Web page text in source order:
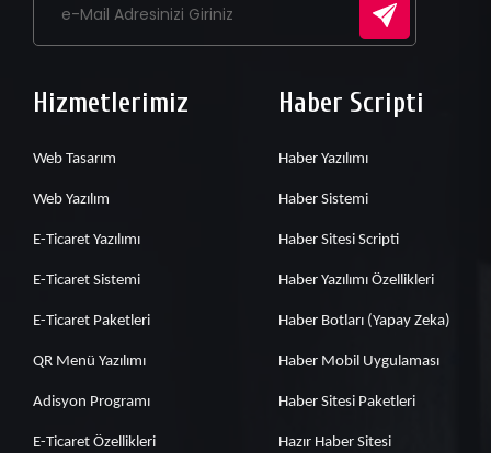
Hizmetlerimiz
Web Tasarım
Web Yazılım
E-Ticaret Yazılımı
E-Ticaret Sistemi
E-Ticaret Paketleri
QR Menü Yazılımı
Adisyon Programı
E-Ticaret Özellikleri
Haber Scripti
Haber Yazılımı
Haber Sistemi
Haber Sitesi Scripti
Haber Yazılımı Özellikleri
Haber Botları (Yapay Zeka)
Haber Mobil Uygulaması
Haber Sitesi Paketleri
Hazır Haber Sitesi